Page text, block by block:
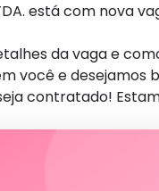
está com
da vaga e
você e
contratado!